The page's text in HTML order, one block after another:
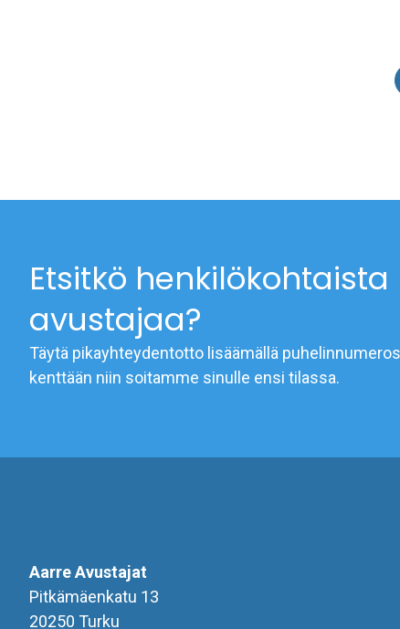
Etsitkö henkilökohtaista
avustajaa?
Täytä pikayhteydentotto lisäämällä
kenttään niin soitamme sinulle ensi tilassa.
Aarre Avustajat
Pitkämäenkatu 13
20250 Turku